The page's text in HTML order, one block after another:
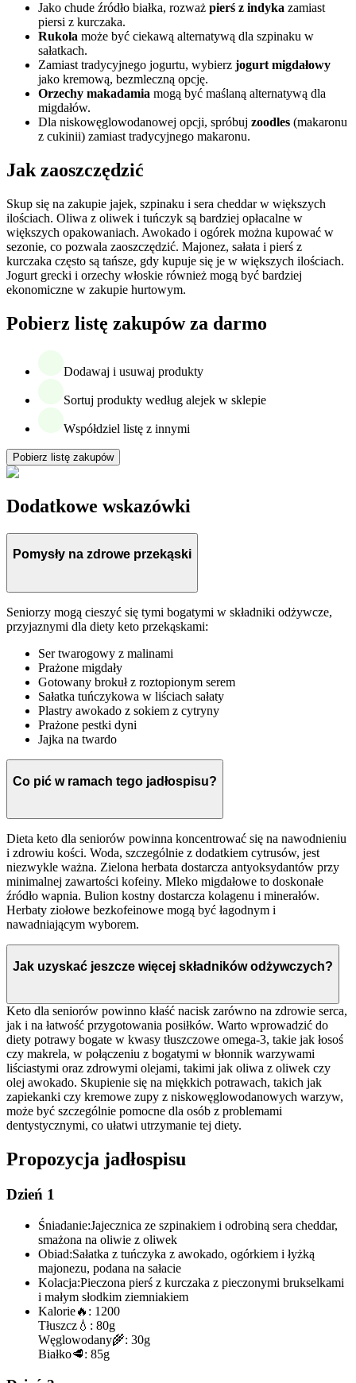
Jako chude źródło białka, rozważ pierś z indyka zamiast
piersi z kurczaka.
Rukola może być ciekawą alternatywą dla szpinaku w
sałatkach.
Zamiast tradycyjnego jogurtu, wybierz jogurt migdałowy
jako kremową, bezmleczną opcję.
Orzechy makadamia mogą być maślaną alternatywą dla
migdałów.
Dla niskowęglowodanowej opcji, spróbuj zoodles (makaronu
z cukinii) zamiast tradycyjnego makaronu.
Jak zaoszczędzić
Skup się na zakupie jajek, szpinaku i sera cheddar w większych
ilościach. Oliwa z oliwek i tuńczyk są bardziej opłacalne w
większych opakowaniach. Awokado i ogórek można kupować w
sezonie, co pozwala zaoszczędzić. Majonez, sałata i pierś z
kurczaka często są tańsze, gdy kupuje się je w większych ilościach.
Jogurt grecki i orzechy włoskie również mogą być bardziej
ekonomiczne w zakupie hurtowym.
Pobierz listę zakupów za darmo
Dodawaj i usuwaj produkty
Sortuj produkty według alejek w sklepie
Współdziel listę z innymi
Pobierz listę zakupów
Dodatkowe wskazówki
Pomysły na zdrowe przekąski
Seniorzy mogą cieszyć się tymi bogatymi w składniki odżywcze,
przyjaznymi dla diety keto przekąskami:
Ser twarogowy z malinami
Prażone migdały
Gotowany brokuł z roztopionym serem
Sałatka tuńczykowa w liściach sałaty
Plastry awokado z sokiem z cytryny
Prażone pestki dyni
Jajka na twardo
Co pić w ramach tego jadłospisu?
Dieta keto dla seniorów powinna koncentrować się na nawodnieniu
i zdrowiu kości. Woda, szczególnie z dodatkiem cytrusów, jest
niezwykle ważna. Zielona herbata dostarcza antyoksydantów przy
minimalnej zawartości kofeiny. Mleko migdałowe to doskonałe
źródło wapnia. Bulion kostny dostarcza kolagenu i minerałów.
Herbaty ziołowe bezkofeinowe mogą być łagodnym i
nawadniającym wyborem.
Jak uzyskać jeszcze więcej składników odżywczych?
Keto dla seniorów powinno kłaść nacisk zarówno na zdrowie serca,
jak i na łatwość przygotowania posiłków. Warto wprowadzić do
diety potrawy bogate w kwasy tłuszczowe omega-3, takie jak łosoś
czy makrela, w połączeniu z bogatymi w błonnik warzywami
liściastymi oraz zdrowymi olejami, takimi jak oliwa z oliwek czy
olej awokado. Skupienie się na miękkich potrawach, takich jak
zapiekanki czy kremowe zupy z niskowęglowodanowych warzyw,
może być szczególnie pomocne dla osób z problemami
dentystycznymi, co ułatwi utrzymanie tej diety.
Propozycja jadłospisu
Dzień 1
Śniadanie:Jajecznica ze szpinakiem i odrobiną sera cheddar,
smażona na oliwie z oliwek
Obiad:Sałatka z tuńczyka z awokado, ogórkiem i łyżką
majonezu, podana na sałacie
Kolacja:Pieczona pierś z kurczaka z pieczonymi brukselkami
i małym słodkim ziemniakiem
Kalorie🔥: 1200
Tłuszcz 💧: 80g
Węglowodany🌾: 30g
Białko🥩: 85g